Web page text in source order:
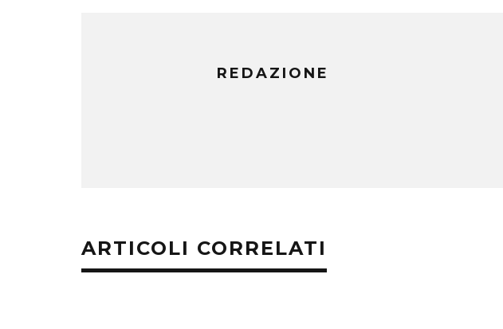
REDAZIONE
ARTICOLI CORRELATI